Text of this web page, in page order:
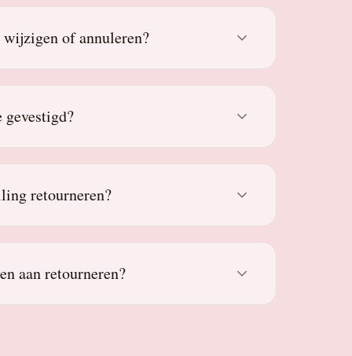
of annuleren?
gevestigd?
retourneren?
aan retourneren?